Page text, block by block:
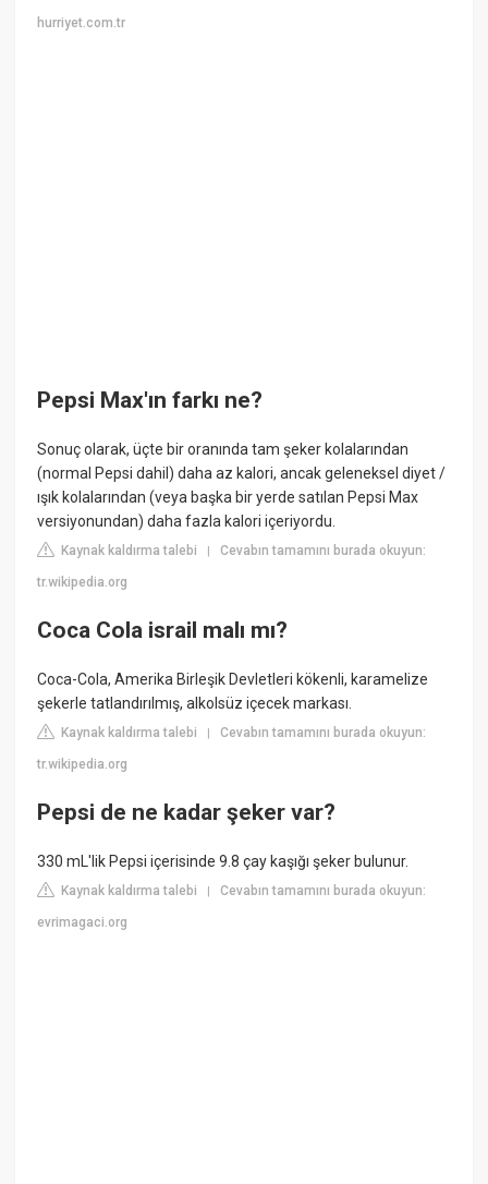
hurriyet.com.tr
Pepsi Max'ın farkı ne?
Sonuç olarak, üçte bir oranında tam şeker kolalarından
(normal Pepsi dahil) daha az kalori, ancak geleneksel diyet /
ışık kolalarından (veya başka bir yerde satılan Pepsi Max
versiyonundan) daha fazla kalori içeriyordu.
Kaynak kaldırma talebi |Cevabın tamamını burada okuyun:
tr.wikipedia.org
Coca Cola israil malı mı?
Coca-Cola, Amerika Birleşik Devletleri kökenli, karamelize
şekerle tatlandırılmış, alkolsüz içecek markası.
Kaynak kaldırma talebi |Cevabın tamamını burada okuyun:
tr.wikipedia.org
Pepsi de ne kadar şeker var?
330 mL'lik Pepsi içerisinde 9.8 çay kaşığı şeker bulunur.
Kaynak kaldırma talebi |Cevabın tamamını burada okuyun:
evrimagaci.org